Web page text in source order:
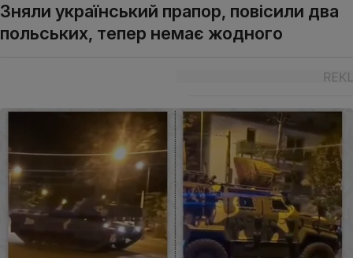
Зняли український прапор, повісили два
польських, тепер немає жодного